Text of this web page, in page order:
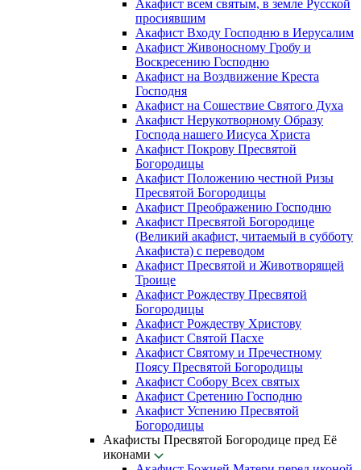
Акафист всем святым, в земле Русской
просиявшим
Акафист Входу Господню в Иерусалим
Акафист Живоносному Гробу и
Воскресению Господню
Акафист на Воздвижение Креста
Господня
Акафист на Сошествие Святого Духа
Акафист Нерукотворному Образу
Господа нашего Иисуса Христа
Акафист Покрову Пресвятой
Богородицы
Акафист Положению честной Ризы
Пресвятой Богородицы
Акафист Преображению Господню
Акафист Пресвятой Богородице
(Великий акафист, читаемый в субботу
Акафиста) с переводом
Акафист Пресвятой и Животворящей
Троице
Акафист Рождеству Пресвятой
Богородицы
Акафист Рождеству Христову
Акафист Святой Пасхе
Акафист Святому и Пречестному
Поясу Пресвятой Богородицы
Акафист Собору Всех святых
Акафист Сретению Господню
Акафист Успению Пресвятой
Богородицы
Акафисты Пресвятой Богородице пред Её
иконами